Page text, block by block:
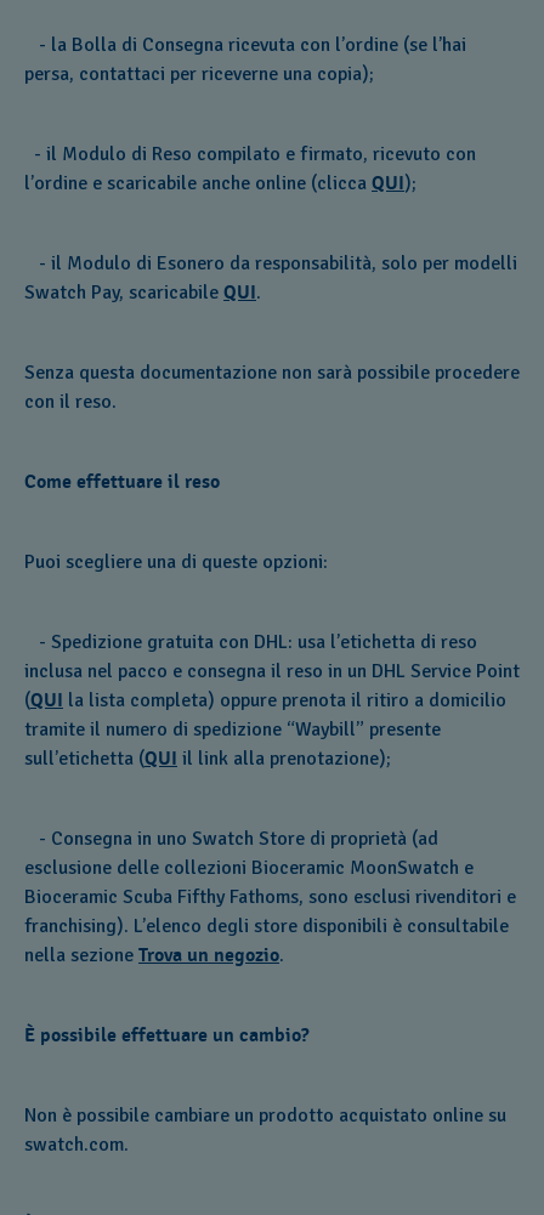
- la Bolla di Consegna ricevuta con l’ordine (se l’hai
persa, contattaci per riceverne una copia);
- il Modulo di Reso compilato e firmato, ricevuto con
l’ordine e scaricabile anche online (clicca QUI);
- il Modulo di Esonero da responsabilità, solo per modelli
Swatch Pay, scaricabile QUI.
Senza questa documentazione non sarà possibile procedere
con il reso.
Come effettuare il reso
Puoi scegliere una di queste opzioni:
- Spedizione gratuita con DHL: usa l’etichetta di reso
inclusa nel pacco e consegna il reso in un DHL Service Point
(QUI la lista completa) oppure prenota il ritiro a domicilio
tramite il numero di spedizione “Waybill” presente
sull’etichetta (QUI il link alla prenotazione);
- Consegna in uno Swatch Store di proprietà (ad
esclusione delle collezioni Bioceramic MoonSwatch e
Bioceramic Scuba Fifthy Fathoms, sono esclusi rivenditori e
franchising). L’elenco degli store disponibili è consultabile
nella sezione Trova un negozio.
È possibile effettuare un cambio?
Non è possibile cambiare un prodotto acquistato online su
swatch.com.